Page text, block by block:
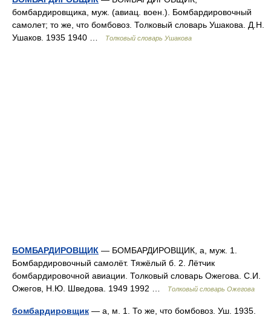
бомбардировщика, муж. (авиац. воен.). Бомбардировочный
самолет; то же, что бомбовоз. Толковый словарь Ушакова. Д.Н.
Ушаков. 1935 1940 …
Толковый словарь Ушакова
БОМБАРДИРОВЩИК — БОМБАРДИРОВЩИК, а, муж. 1.
Бомбардировочный самолёт. Тяжёлый б. 2. Лётчик
бомбардировочной авиации. Толковый словарь Ожегова. С.И.
Ожегов, Н.Ю. Шведова. 1949 1992 …
Толковый словарь Ожегова
бомбардировщик — а, м. 1. То же, что бомбовоз. Уш. 1935.